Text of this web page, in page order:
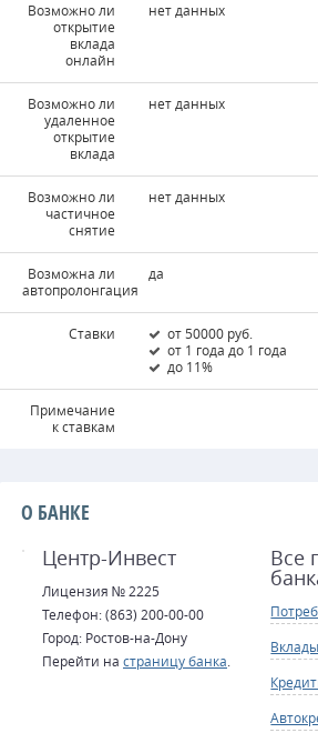
Возможно ли
открытие
вклада
онлайн
нет данных
Возможно ли
удаленное
открытие
вклада
нет данных
Возможно ли
частичное
снятие
нет данных
Возможна ли
автопролонгация
да
Ставки
от 50000 руб.
от 1 года до 1 года
до 11%
Примечание
к ставкам
О БАНКЕ
Центр-Инвест
Лицензия № 2225
Телефон: (863) 200-00-00
Город: Ростов-на-Дону
Перейти на страницу банка
Все
Вклады